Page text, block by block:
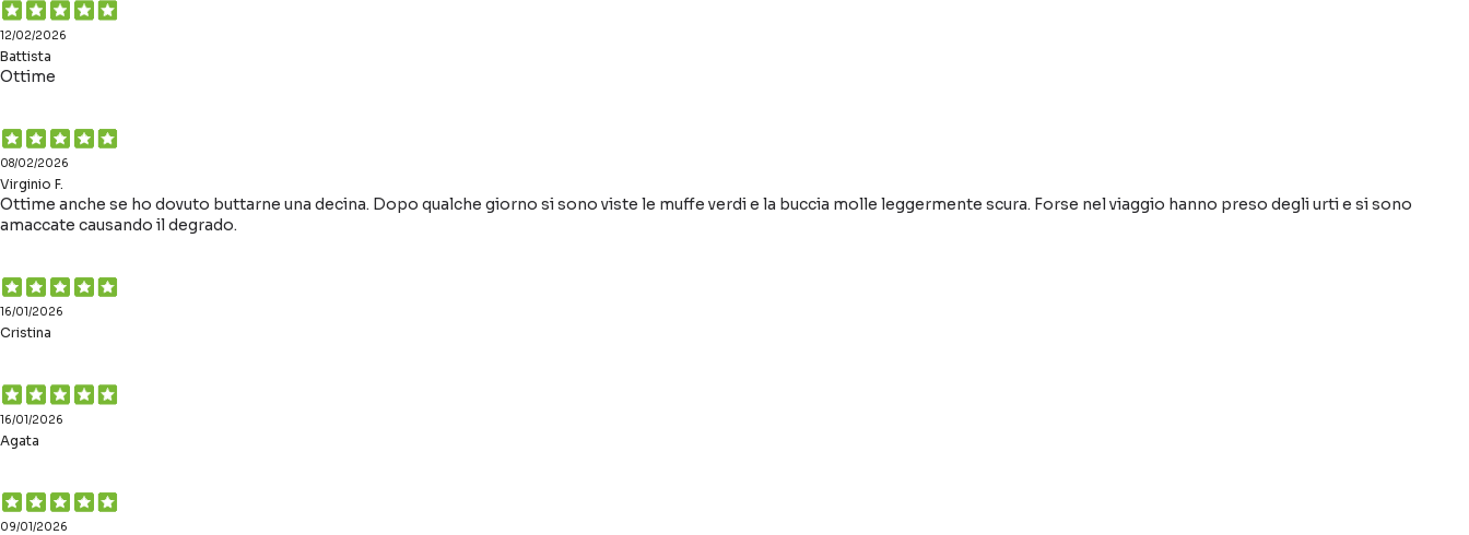
12/02/2026
Battista
Ottime
08/02/2026
Virginio F.
Ottime anche se ho dovuto buttarne una decina. Dopo qualche giorno si sono viste le muffe verdi e la buccia molle leggermente scura. Forse nel viaggio hanno preso degli urti e si sono
amaccate causando il degrado.
16/01/2026
Cristina
16/01/2026
Agata
09/01/2026